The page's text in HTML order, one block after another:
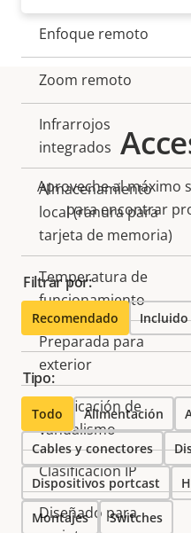
Descripción
de
propiedad
Enfoque remoto
Zoom remoto
Infrarrojos
integrados
Almacenamiento
local (ranura para
tarjeta de memoria)
Temperatura de
funcionamiento
Preparada para
exterior
Clasificación de
vandalismo
Clasificación IP
Diseñado para
Aproveche al máximo
para encontrar
Filtrar por:
Recomendado Incluido
Tipo:
Todo Alimentación
Cables y conectores
Dispositivos portcast
Montajes Switches